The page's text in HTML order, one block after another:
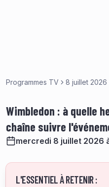
Programmes TV 8 juillet 2026
Wimbledon : à quelle
chaîne suivre
mercredi 8 juillet 2026
L'ESSENTIEL À RETENIR :